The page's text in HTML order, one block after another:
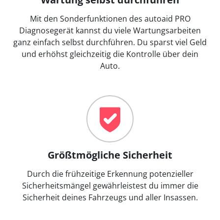
Mit den Sonderfunktionen des autoaid PRO
Diagnosegerät kannst du viele Wartungsarbeiten
ganz einfach selbst durchführen. Du sparst viel Geld
und erhöhst gleichzeitig die Kontrolle über dein
Auto.
Größtmögliche Sicherheit
Durch die frühzeitige Erkennung potenzieller
Sicherheitsmängel gewährleistest du immer die
Sicherheit deines Fahrzeugs und aller Insassen.